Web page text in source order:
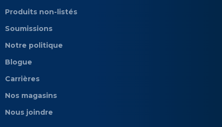
Produits non-listés
Soumissions
Notre politique
Blogue
Carrières
Nos magasins
Nous joindre